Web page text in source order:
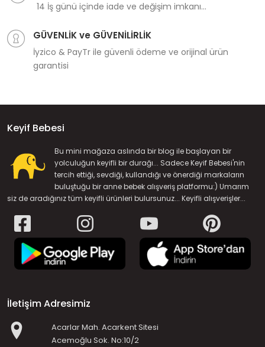
14 İş günü içinde iade ve değişim imkanı...
GÜVENLİK ve GÜVENİLİRLİK
İyzico & PayTr ile güvenli ödeme ve orijinal ürün
garantisi
Keyif Bebesi
Bu mini mağaza aslında bir blog ile başlayan bir
yolculuğun keyifli bir durağı... Sadece Keyif Bebesi'nin
tercih ettiği, sevdiği, kullandığı ve önerdiği markaların
buluştuğu bir anne bebek alışveriş platformu:) Umarım
siz de aradığınız tüm keyifli ürünleri bulursunuz... Keyifli alışverişler...
İletişim Adresimiz
Acarlar Mah. Acarkent Sitesi
Acemoğlu Sok. No:10/2